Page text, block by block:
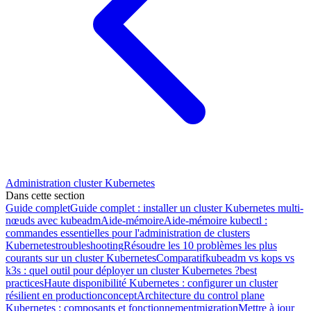
Administration cluster Kubernetes
Dans cette section
Guide completGuide complet : installer un cluster Kubernetes multi-
nœuds avec kubeadmAide-mémoireAide-mémoire kubectl :
commandes essentielles pour l'administration de clusters
KubernetestroubleshootingRésoudre les 10 problèmes les plus
courants sur un cluster KubernetesComparatifkubeadm vs kops vs
k3s : quel outil pour déployer un cluster Kubernetes ?best
practicesHaute disponibilité Kubernetes : configurer un cluster
résilient en productionconceptArchitecture du control plane
Kubernetes : composants et fonctionnementmigrationMettre à jour